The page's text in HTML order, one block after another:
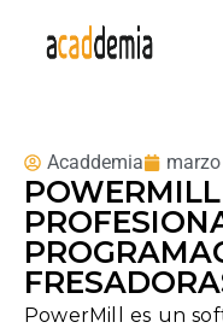
Acaddemia
PowerMill es un